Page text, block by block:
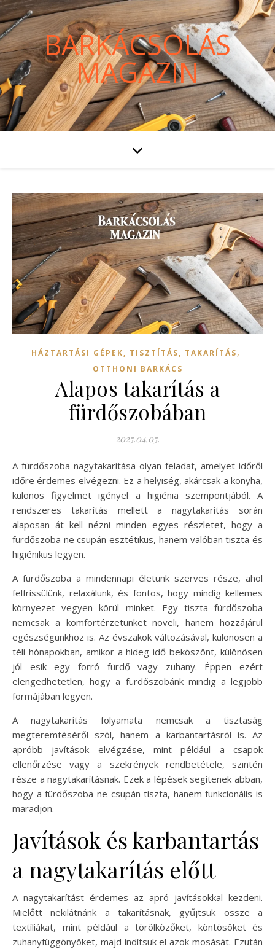
BARKÁCSOLÁS
MAGAZIN
HÁZTARTÁSI GÉPEK, TISZTÍTÁS, TAKARÍTÁS,
OTTHONI BARKÁCS
Alapos takarítás a
fürdőszobában
2025.04.05.
A fürdőszoba nagytakarítása olyan feladat, amelyet időről
időre érdemes elvégezni. Ez a helyiség, akárcsak a konyha,
különös figyelmet igényel a higiénia szempontjából. A
rendszeres takarítás mellett a nagytakarítás során
alaposan át kell nézni minden egyes részletet, hogy a
fürdőszoba ne csupán esztétikus, hanem valóban tiszta és
higiénikus legyen.
A fürdőszoba a mindennapi életünk szerves része, ahol
felfrissülünk, relaxálunk, és fontos, hogy mindig kellemes
környezet vegyen körül minket. Egy tiszta fürdőszoba
nemcsak a komfortérzetünket növeli, hanem hozzájárul
egészségünkhöz is. Az évszakok változásával, különösen a
téli hónapokban, amikor a hideg idő beköszönt, különösen
jól esik egy forró fürdő vagy zuhany. Éppen ezért
elengedhetetlen, hogy a fürdőszobánk mindig a legjobb
formájában legyen.
A nagytakarítás folyamata nemcsak a tisztaság
megteremtéséről szól, hanem a karbantartásról is. Az
apróbb javítások elvégzése, mint például a csapok
ellenőrzése vagy a szekrények rendbetétele, szintén
része a nagytakarításnak. Ezek a lépések segítenek abban,
hogy a fürdőszoba ne csupán tiszta, hanem funkcionális is
maradjon.
Javítások és karbantartás
a nagytakarítás előtt
A nagytakarítást érdemes az apró javításokkal kezdeni.
Mielőtt nekilátnánk a takarításnak, gyűjtsük össze a
textíliákat, mint például a törölközőket, köntösöket és
zuhanyfüggönyöket, majd indítsuk el azok mosását. Ezután